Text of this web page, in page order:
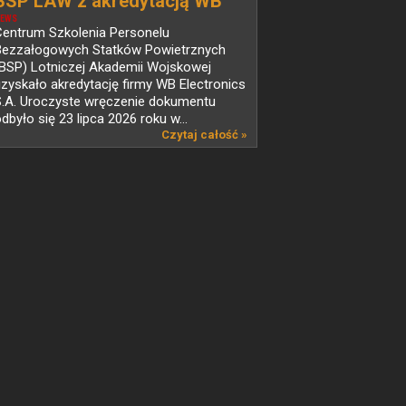
Szkolenia Personelu
Statków Powietrznych
Lotniczej Akademii Wojskowej
akredytację firmy WB Electronics
Uroczyste wręczenie dokumentu
się 23 lipca 2026 roku w...
Czytaj całość »